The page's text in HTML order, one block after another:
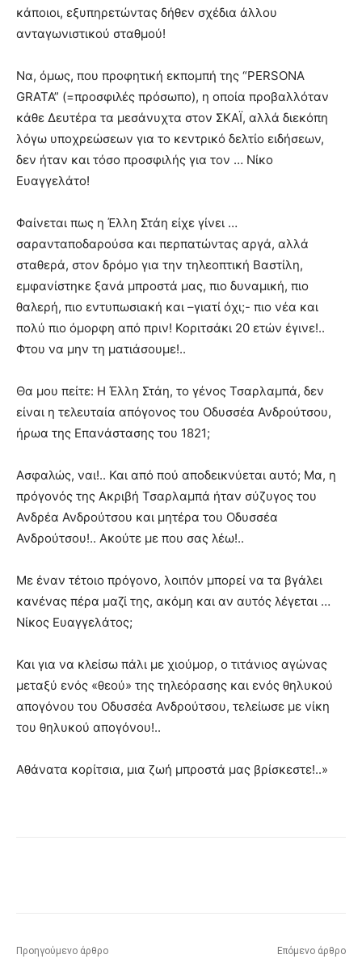
κάποιοι, εξυπηρετώντας δήθεν σχέδια άλλου
ανταγωνιστικού σταθμού!
Να, όμως, που προφητική εκπομπή της “PERSONA
GRATA” (=προσφιλές πρόσωπο), η οποία προβαλλόταν
κάθε Δευτέρα τα μεσάνυχτα στον ΣΚΑΪ, αλλά διεκόπη
λόγω υποχρεώσεων για το κεντρικό δελτίο ειδήσεων,
δεν ήταν και τόσο προσφιλής για τον … Νίκο
Ευαγγελάτο!
Φαίνεται πως η Έλλη Στάη είχε γίνει …
σαρανταποδαρούσα και περπατώντας αργά, αλλά
σταθερά, στον δρόμο για την τηλεοπτική Βαστίλη,
εμφανίστηκε ξανά μπροστά μας, πιο δυναμική, πιο
θαλερή, πιο εντυπωσιακή και –γιατί όχι;- πιο νέα και
πολύ πιο όμορφη από πριν! Κοριτσάκι 20 ετών έγινε!..
Φτου να μην τη ματιάσουμε!..
Θα μου πείτε: Η Έλλη Στάη, το γένος Τσαρλαμπά, δεν
είναι η τελευταία απόγονος του Οδυσσέα Ανδρούτσου,
ήρωα της Επανάστασης του 1821;
Ασφαλώς, ναι!.. Και από πού αποδεικνύεται αυτό; Μα, η
πρόγονός της Ακριβή Τσαρλαμπά ήταν σύζυγος του
Ανδρέα Ανδρούτσου και μητέρα του Οδυσσέα
Ανδρούτσου!.. Ακούτε με που σας λέω!..
Με έναν τέτοιο πρόγονο, λοιπόν μπορεί να τα βγάλει
κανένας πέρα μαζί της, ακόμη και αν αυτός λέγεται …
Νίκος Ευαγγελάτος;
Και για να κλείσω πάλι με χιούμορ, ο τιτάνιος αγώνας
μεταξύ ενός «θεού» της τηλεόρασης και ενός θηλυκού
απογόνου του Οδυσσέα Ανδρούτσου, τελείωσε με νίκη
του θηλυκού απογόνου!..
Αθάνατα κορίτσια, μια ζωή μπροστά μας βρίσκεστε!..»
Προηγούμενο άρθρο Επόμενο άρθρο